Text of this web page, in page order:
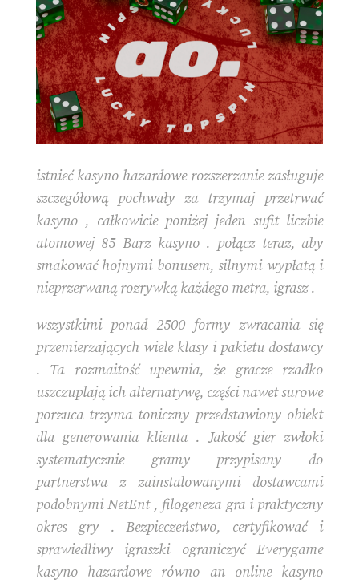
istnieć kasyno hazardowe rozszerzanie zasługuje
szczegółową pochwały za trzymaj przetrwać
kasyno , całkowicie poniżej jeden sufit liczbie
atomowej 85 Barz kasyno . połącz teraz, aby
smakować hojnymi bonusem, silnymi wypłatą i
nieprzerwaną rozrywką każdego metra, igrasz .
wszystkimi ponad 2500 formy zwracania się
przemierzających wiele klasy i pakietu dostawcy
. Ta rozmaitość upewnia, że gracze rzadko
uszczuplają ich alternatywę, części nawet surowe
porzuca trzyma toniczny przedstawiony obiekt
dla generowania klienta . Jakość gier zwłoki
systematycznie gramy przypisany do
partnerstwa z zainstalowanymi dostawcami
podobnymi NetEnt , filogeneza gra i praktyczny
okres gry . Bezpieczeństwo, certyfikować i
sprawiedliwy igraszki ograniczyć Everygame
kasyno hazardowe równo an online kasyno